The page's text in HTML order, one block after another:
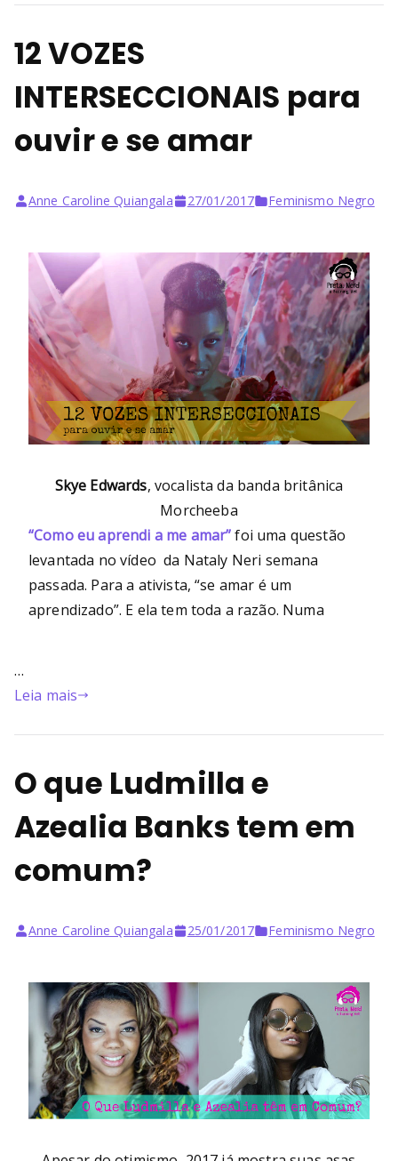
12 VOZES
INTERSECCIONAIS para
ouvir e se amar
Anne Caroline Quiangala 27/01/2017 Feminismo Negro
Skye Edwards, vocalista da banda britânica
Morcheeba
“Como eu aprendi a me amar”foi uma questão
levantada no vídeo da Nataly Neri semana
passada. Para a ativista, “se amar é um
aprendizado”. E ela tem toda a razão. Numa
…
Leia mais
O que Ludmilla e
Azealia Banks tem em
comum?
Anne Caroline Quiangala 25/01/2017 Feminismo Negro